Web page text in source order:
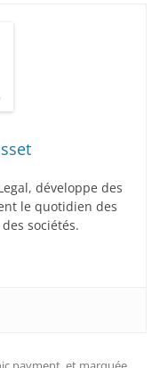
développe des
le quotidien des
sociétés.